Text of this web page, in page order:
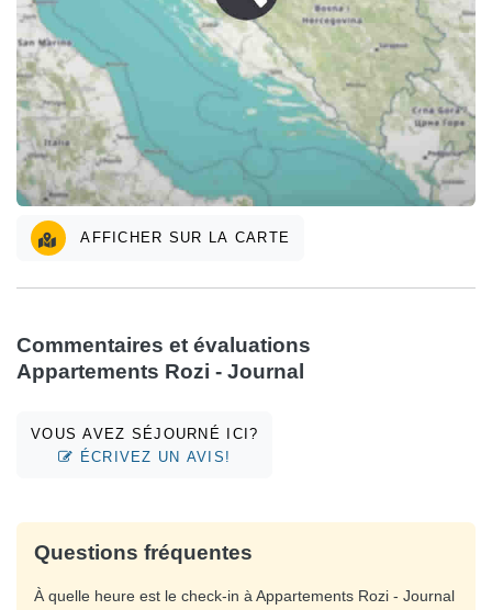
AFFICHER SUR LA CARTE
Commentaires et évaluations
Appartements Rozi - Journal
VOUS AVEZ SÉJOURNÉ ICI?
ÉCRIVEZ UN AVIS!
Questions fréquentes
À quelle heure est le check-in à Appartements Rozi - Journal